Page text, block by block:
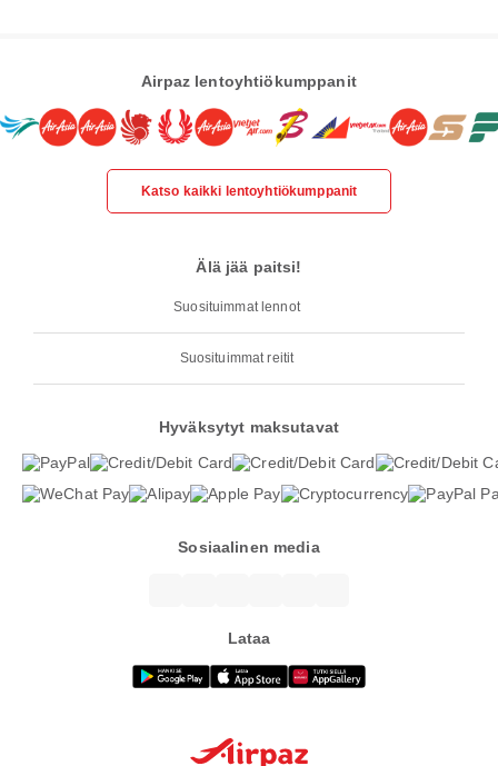
Airpaz lentoyhtiökumppanit
Katso kaikki lentoyhtiökumppanit
Älä jää paitsi!
Suosituimmat lennot
Suosituimmat reitit
Hyväksytyt maksutavat
Sosiaalinen media
Lataa